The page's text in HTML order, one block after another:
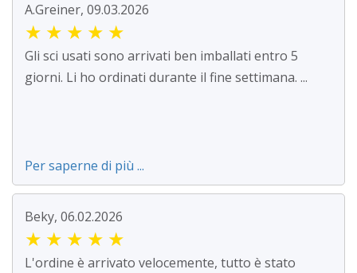
A.Greiner, 09.03.2026
★ ★ ★ ★ ★
Gli sci usati sono arrivati ben imballati entro 5
giorni. Li ho ordinati durante il fine settimana. ...
Per saperne di più ...
Beky, 06.02.2026
★ ★ ★ ★ ★
L'ordine è arrivato velocemente, tutto è stato